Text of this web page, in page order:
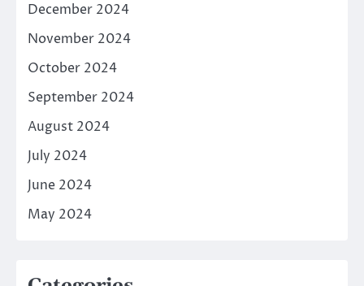
December 2024
November 2024
October 2024
September 2024
August 2024
July 2024
June 2024
May 2024